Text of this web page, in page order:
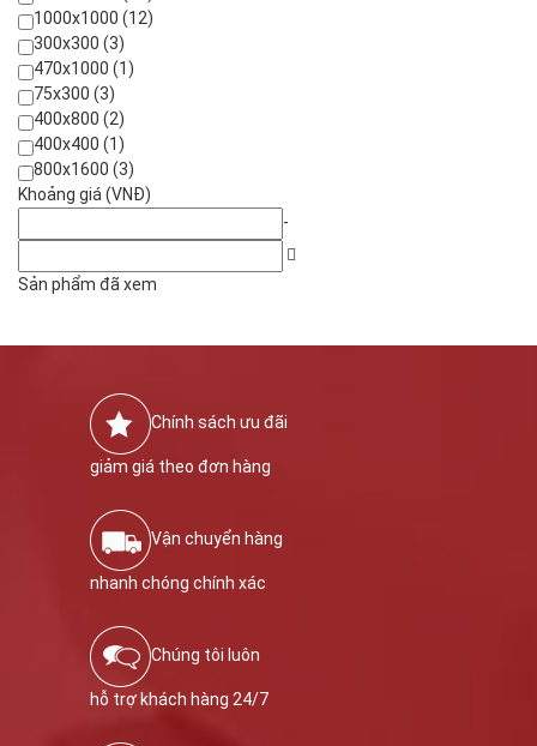
1000x1000 (12)
300x300 (3)
470x1000 (1)
75x300 (3)
400x800 (2)
400x400 (1)
800x1600 (3)
Khoảng giá (VNĐ)
-
Sản phẩm đã xem
Chính sách ưu đãi
giảm giá theo đơn hàng
Vận chuyển hàng
nhanh chóng chính xác
Chúng tôi luôn
hỗ trợ khách hàng 24/7